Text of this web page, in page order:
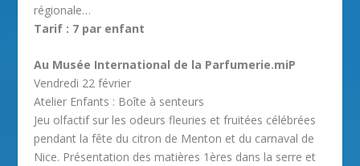
régionale…
Tarif : 7 par enfant
Au Musée International de la Parfumerie.miP
Vendredi 22 février
Atelier Enfants : Boîte à senteurs
Jeu olfactif sur les odeurs fleuries et fruitées célébrées
pendant la fête du citron de Menton et du carnaval de
Nice. Présentation des matières 1ères dans la serre et